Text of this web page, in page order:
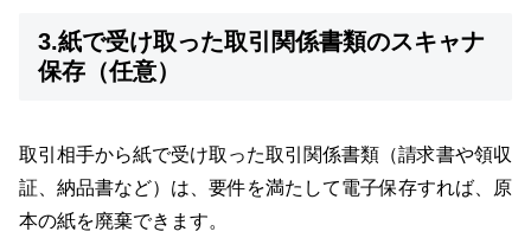
3.紙で受け取った取引関係書類のスキャナ
保存（任意）
取引相手から紙で受け取った取引関係書類（請求書や領収
証、納品書など）は、要件を満たして電子保存すれば、原
本の紙を廃棄できます。